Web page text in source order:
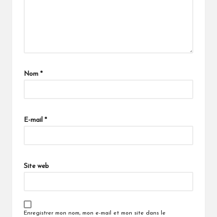
Nom *
E-mail *
Site web
Enregistrer mon nom, mon e-mail et mon site dans le